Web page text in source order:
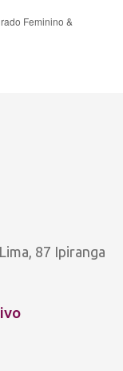
Feminino &
87 Ipiranga